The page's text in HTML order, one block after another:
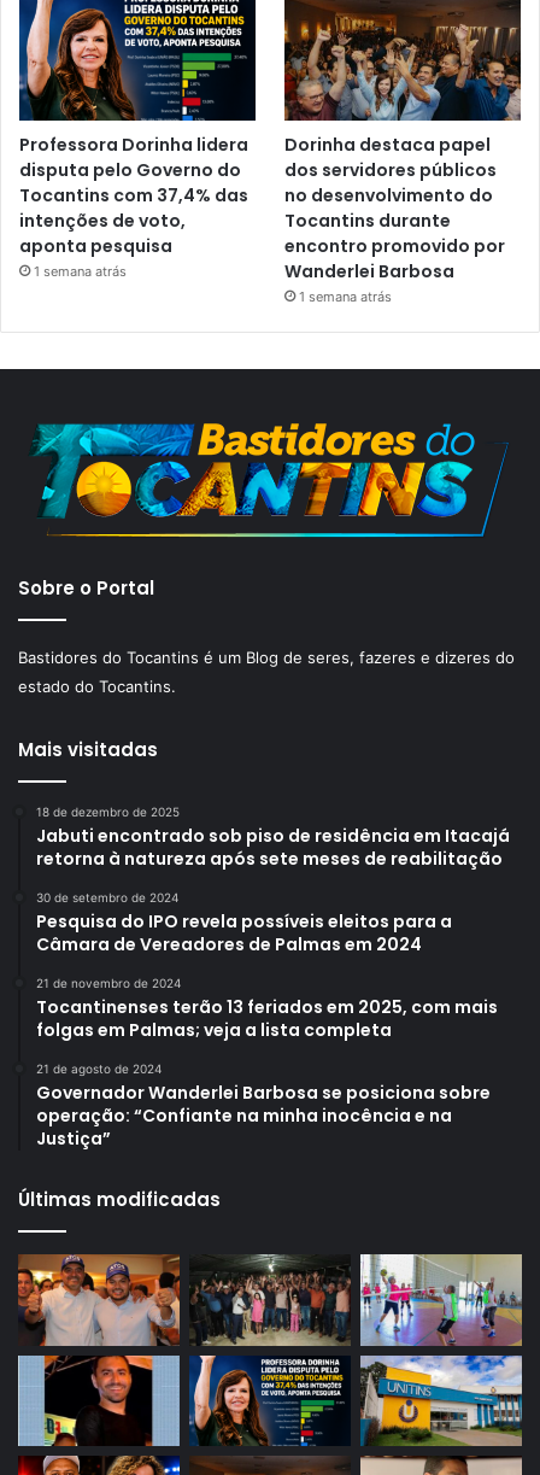
Professora Dorinha lidera
disputa pelo Governo do
Tocantins com 37,4% das
intenções de voto,
aponta pesquisa
1 semana atrás
Dorinha destaca papel
dos servidores públicos
no desenvolvimento do
Tocantins durante
encontro promovido por
Wanderlei Barbosa
1 semana atrás
Sobre o Portal
Bastidores do Tocantins é um Blog de seres, fazeres e dizeres do
estado do Tocantins.
Mais visitadas
18 de dezembro de 2025
Jabuti encontrado sob piso de residência em Itacajá
retorna à natureza após sete meses de reabilitação
30 de setembro de 2024
Pesquisa do IPO revela possíveis eleitos para a
Câmara de Vereadores de Palmas em 2024
21 de novembro de 2024
Tocantinenses terão 13 feriados em 2025, com mais
folgas em Palmas; veja a lista completa
21 de agosto de 2024
Governador Wanderlei Barbosa se posiciona sobre
operação: “Confiante na minha inocência e na
Justiça”
Últimas modificadas